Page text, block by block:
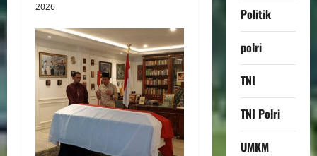
2026
Politik
polri
TNI
TNI Polri
UMKM